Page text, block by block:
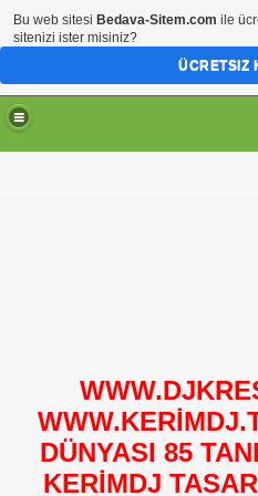
DÜNYASI 85
KERİMDJ
Bu web sitesi Bedava-Sitem.com ile
sitenizi ister misiniz?
ÜCRETSIZ